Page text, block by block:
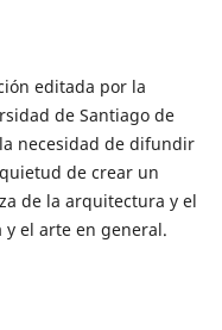
editada por la
de Santiago de
necesidad de difundir
de crear un
de la arquitectura y el
el arte en general.